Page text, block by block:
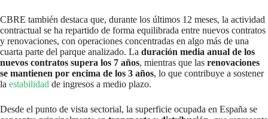
CBRE también destaca que, durante los últimos 12 meses, la actividad
contractual se ha repartido de forma equilibrada entre nuevos contratos
y renovaciones, con operaciones concentradas en algo más de una
cuarta parte del parque analizado. La duración media anual de los
nuevos contratos supera los 7 años, mientras que las renovaciones
se mantienen por encima de los 3 años, lo que contribuye a sostener
la estabilidad de ingresos a medio plazo.
Desde el punto de vista sectorial, la superficie ocupada en España se